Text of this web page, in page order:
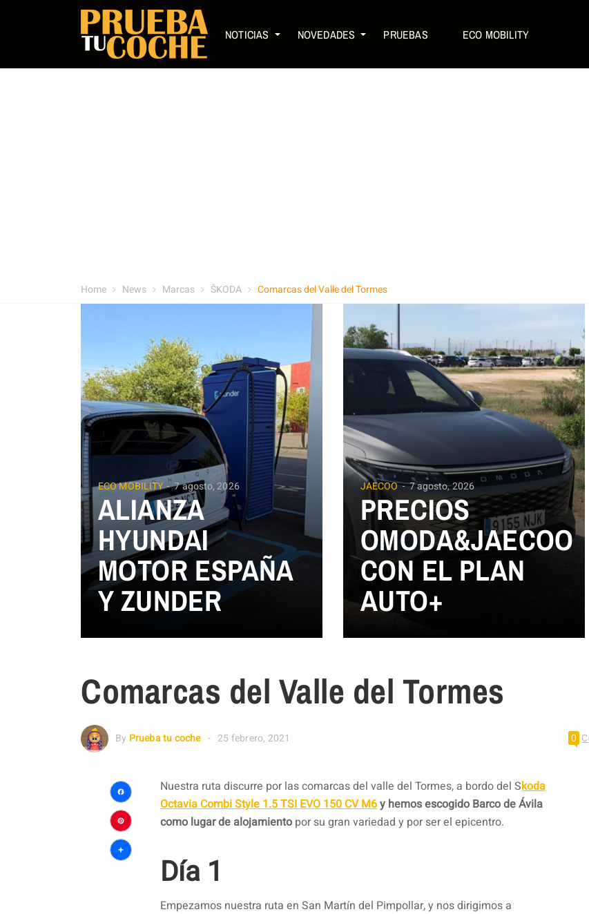
NOTICIAS NOVEDADES PRUEBAS ECO MOBILITY
Home News Marcas ŠKODA Comarcas del Valle del Tormes
ECO MOBILITY 7 agosto, 2026
ALIANZA
HYUNDAI
MOTOR ESPAÑA
Y ZUNDER
JAECOO 7 agosto, 2026
PRECIOS
OMODA&JAECOO
CON EL PLAN
AUTO+
Comarcas del Valle del Tormes
By Prueba tu coche 25 febrero, 2021 0
Facebook
Pinterest
Compartir
Nuestra ruta discurre por las comarcas del valle del Tormes, a bordo del Skoda
Octavia Combi Style 1.5 TSI EVO 150 CV M6y hemos escogido Barco de Ávila
como lugar de alojamiento por su gran variedad y por ser el epicentro.
Día 1
Empezamos nuestra ruta en San Martín del Pimpollar, y nos dirigimos a